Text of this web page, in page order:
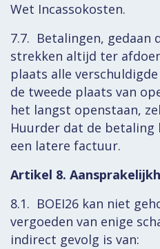
Wet Incassokosten.
7.7. Betalingen, gedaan
strekken altijd ter
plaats alle
de tweede plaats van
het langst openstaan,
Huurder dat de
een latere factuur.
Artikel 8.
8.1. BOEI26 kan niet
vergoeden van enige
indirect gevolg is van: